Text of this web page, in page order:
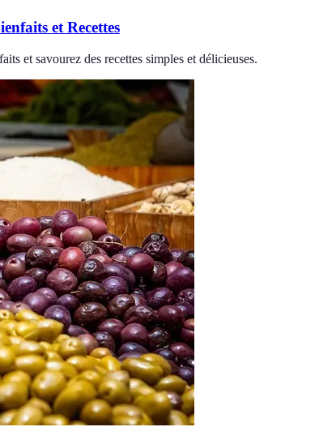
et Recettes
et savourez des recettes simples et délicieuses.